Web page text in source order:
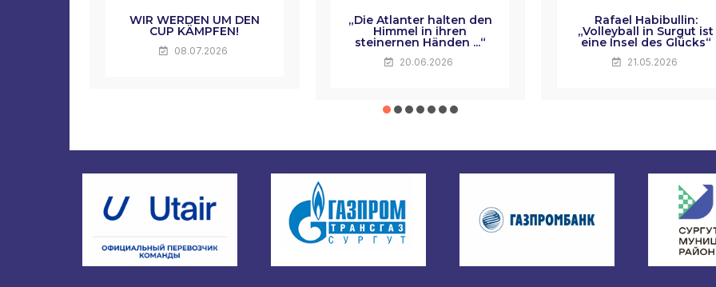
WIR WERDEN UM DEN
CUP KÄMPFEN!
08.07.2026
„Die Atlanter halten den
Himmel in ihren
steinernen Händen ...“
20.06.2026
Rafael Habibullin:
„Volleyball in Surgut ist
eine Insel des Glücks“
21.05.2026